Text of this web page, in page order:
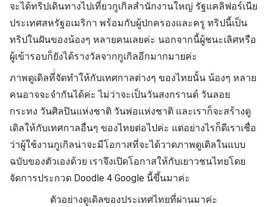
จะได้ทริปเดินทางไปเที่ยวกูเกิลสำนักงานใหญ่ รัฐแคลิฟอร์เนีย
ประเทศสหรัฐอเมริกา พร้อมกับผู้ปกครองและครู ทริปนี้เป็น
ทริปในฝันของน้องๆ หลายคนเลยค่ะ นอกจากนี้ผู้ชนะเลิศหรือ
ผู้เข้ารอบก็ยังได้รางวัลจากกูเกิลอีกมากมายค่ะ
ภาพดูเดิลที่่จัดทำให้กับเทศกาลต่างๆ ของไทยนั้น น้องๆ หลาย
คนอาจจะจำกันได้ค่ะ ไม่ว่าจะเป็นวันสงกรานต์ วันลอย
กระทง วันศิลปินแห่งชาติ วันพ่อแห่งชาติ และเราก็จะสร้างดู
เดิลให้กับเทศกาลอื่นๆ ของไทยต่อไปค่ะ แต่อย่างไรก็ดีเราเชื่อ
ว่าผู้ใช้งานกูเกิลน่าจะมีโอกาสที่จะได้วาดภาพดูเดิลในแบบ
ฉบับของตัวเองด้วย เราจึงเปิดโอกาสให้กับเยาวชนไทยโดย
จัดการประกวด Doodle 4 Google นี้ขึ้นมาค่ะ
ตัวอย่างดูเดิลของประเทศไทยที่ผ่านมาค่ะ